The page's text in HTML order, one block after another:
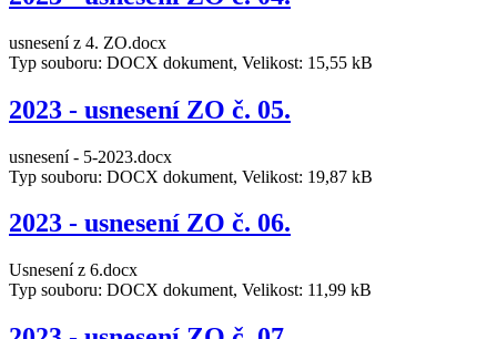
usnesení z 4. ZO.docx
Typ souboru: DOCX dokument, Velikost: 15,55 kB
2023 - usnesení ZO č. 05.
usnesení - 5-2023.docx
Typ souboru: DOCX dokument, Velikost: 19,87 kB
2023 - usnesení ZO č. 06.
Usnesení z 6.docx
Typ souboru: DOCX dokument, Velikost: 11,99 kB